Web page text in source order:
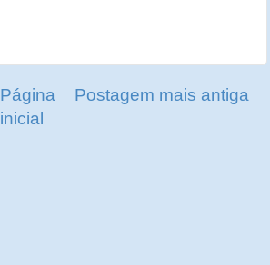
Postagem mais antiga
Página
inicial